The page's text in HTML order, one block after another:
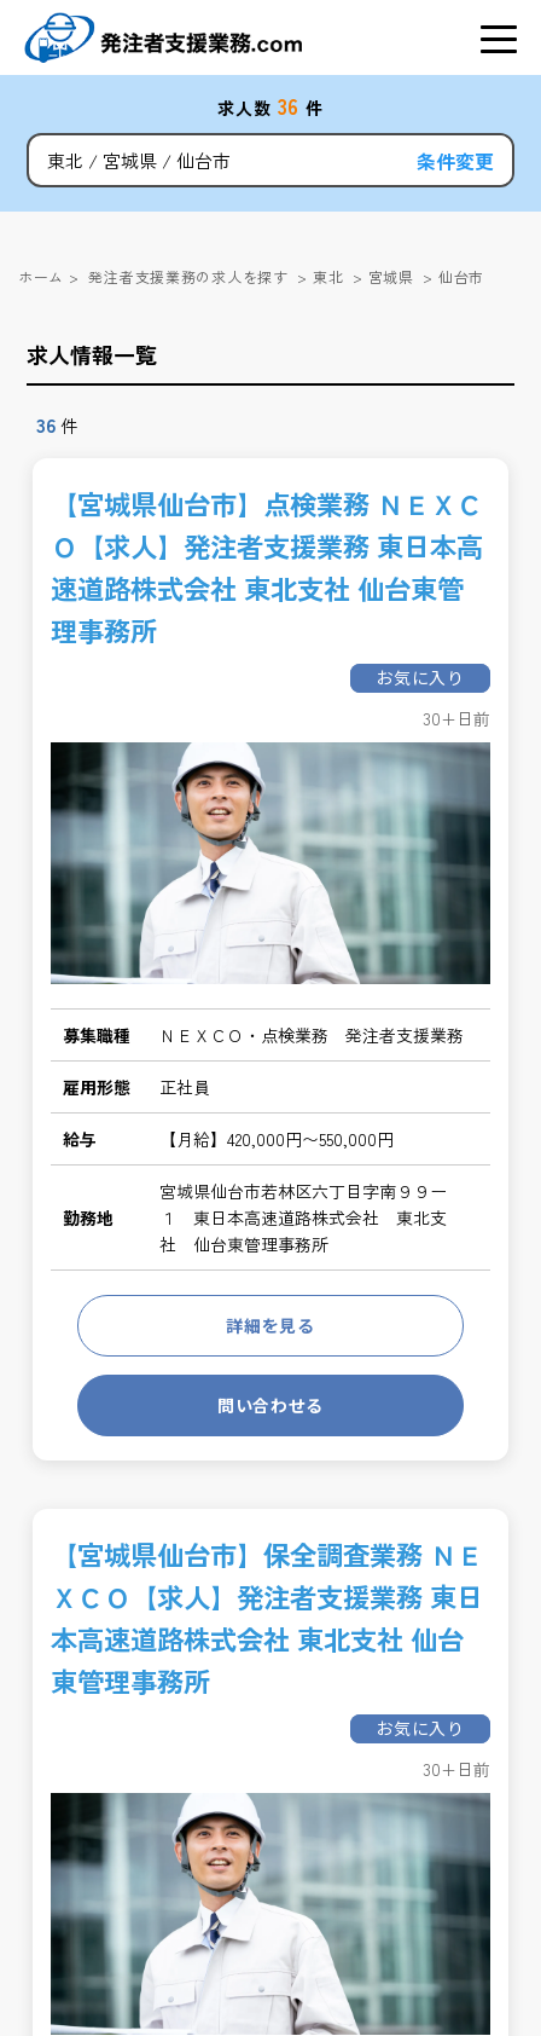
求人数 36 件
東北 宮城県 仙台市 条件変更
ホーム > 発注者支援業務の求人を探す > 東北 > 宮城県 > 仙台市
求人情報一覧
36 件
【宮城県仙台市】点検業務 ＮＥＸＣ
Ｏ【求人】発注者支援業務 東日本高
速道路株式会社 東北支社 仙台東管
理事務所
お気に入り
30+日前
募集職種 ＮＥＸＣＯ・点検業務 発注者支援業務
雇用形態 正社員
給与 【月給】420,000円〜550,000円
勤務地
宮城県仙台市若林区六丁目字南９９ー
１ 東日本高速道路株式会社 東北支
社 仙台東管理事務所
詳細を見る
問い合わせる
【宮城県仙台市】保全調査業務 ＮＥ
ＸＣＯ【求人】発注者支援業務 東日
本高速道路株式会社 東北支社 仙台
東管理事務所
お気に入り
30+日前